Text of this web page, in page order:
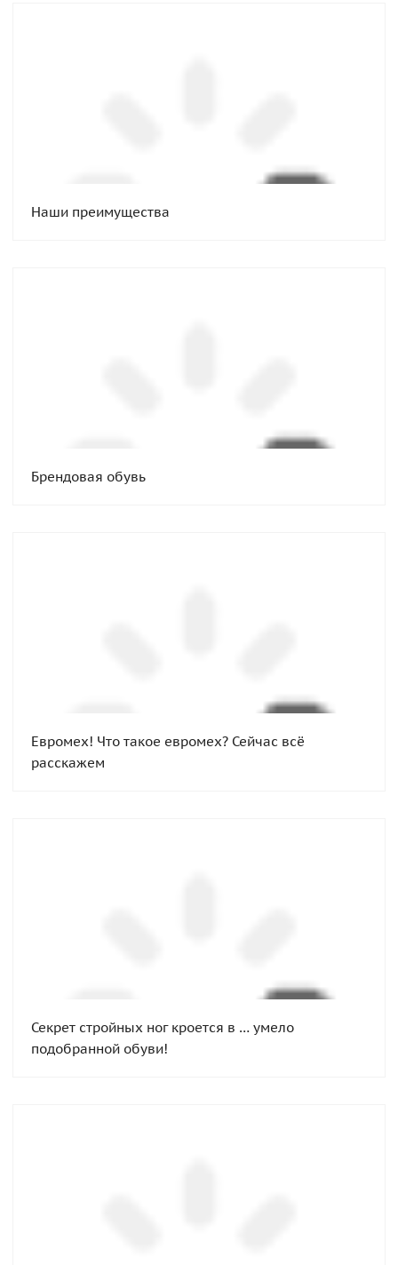
Наши преимущества
Брендовая обувь
Евромех! Что такое евромех? Сейчас всё
расскажем
Секрет стройных ног кроется в … умело
подобранной обуви!